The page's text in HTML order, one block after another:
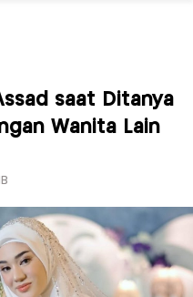
saat Ditanya
Wanita Lain